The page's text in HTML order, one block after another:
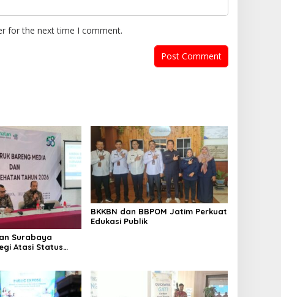
for the next time I comment.
Surabaya
Atasi Status
BKKBN dan BBPOM Jatim Perkuat
Edukasi Publik